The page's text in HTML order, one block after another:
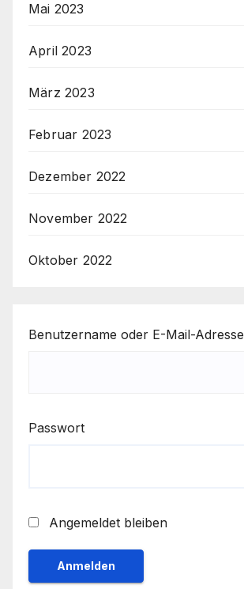
Mai 2023
April 2023
März 2023
Februar 2023
Dezember 2022
November 2022
Oktober 2022
Benutzername oder E-Mail-Adresse
Passwort
Angemeldet bleiben